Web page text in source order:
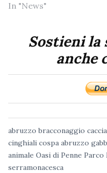
In "News"
Sostieni la
anche
abruzzo bracconaggio caccia
cinghiali cospa abruzzo
animale Oasi di Penne Parco
serramonacesca